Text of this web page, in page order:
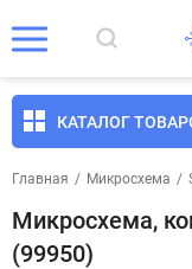
КАТАЛОГ
Главная / Микросхема /
Микросхема,
(99950)